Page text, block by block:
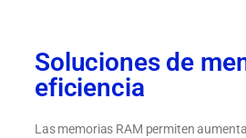
Soluciones de
eficiencia
Las memorias RAM permiten